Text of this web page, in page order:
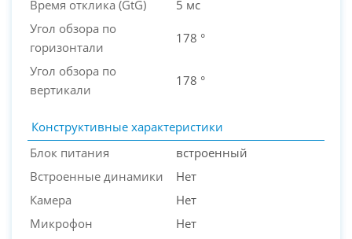
Время отклика (GtG)
5 мс
Угол обзора по
горизонтали
178 °
Угол обзора по
вертикали
178 °
Конструктивные характеристики
Блок питания
встроенный
Встроенные динамики
Нет
Камера
Нет
Микрофон
Нет